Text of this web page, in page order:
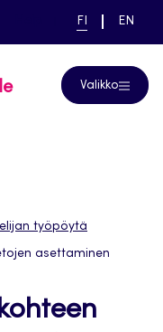
linkki pääsivustolle
NYKYINEN
FI
VAIHDA
EN
Valikko
työpöytä
asettaminen